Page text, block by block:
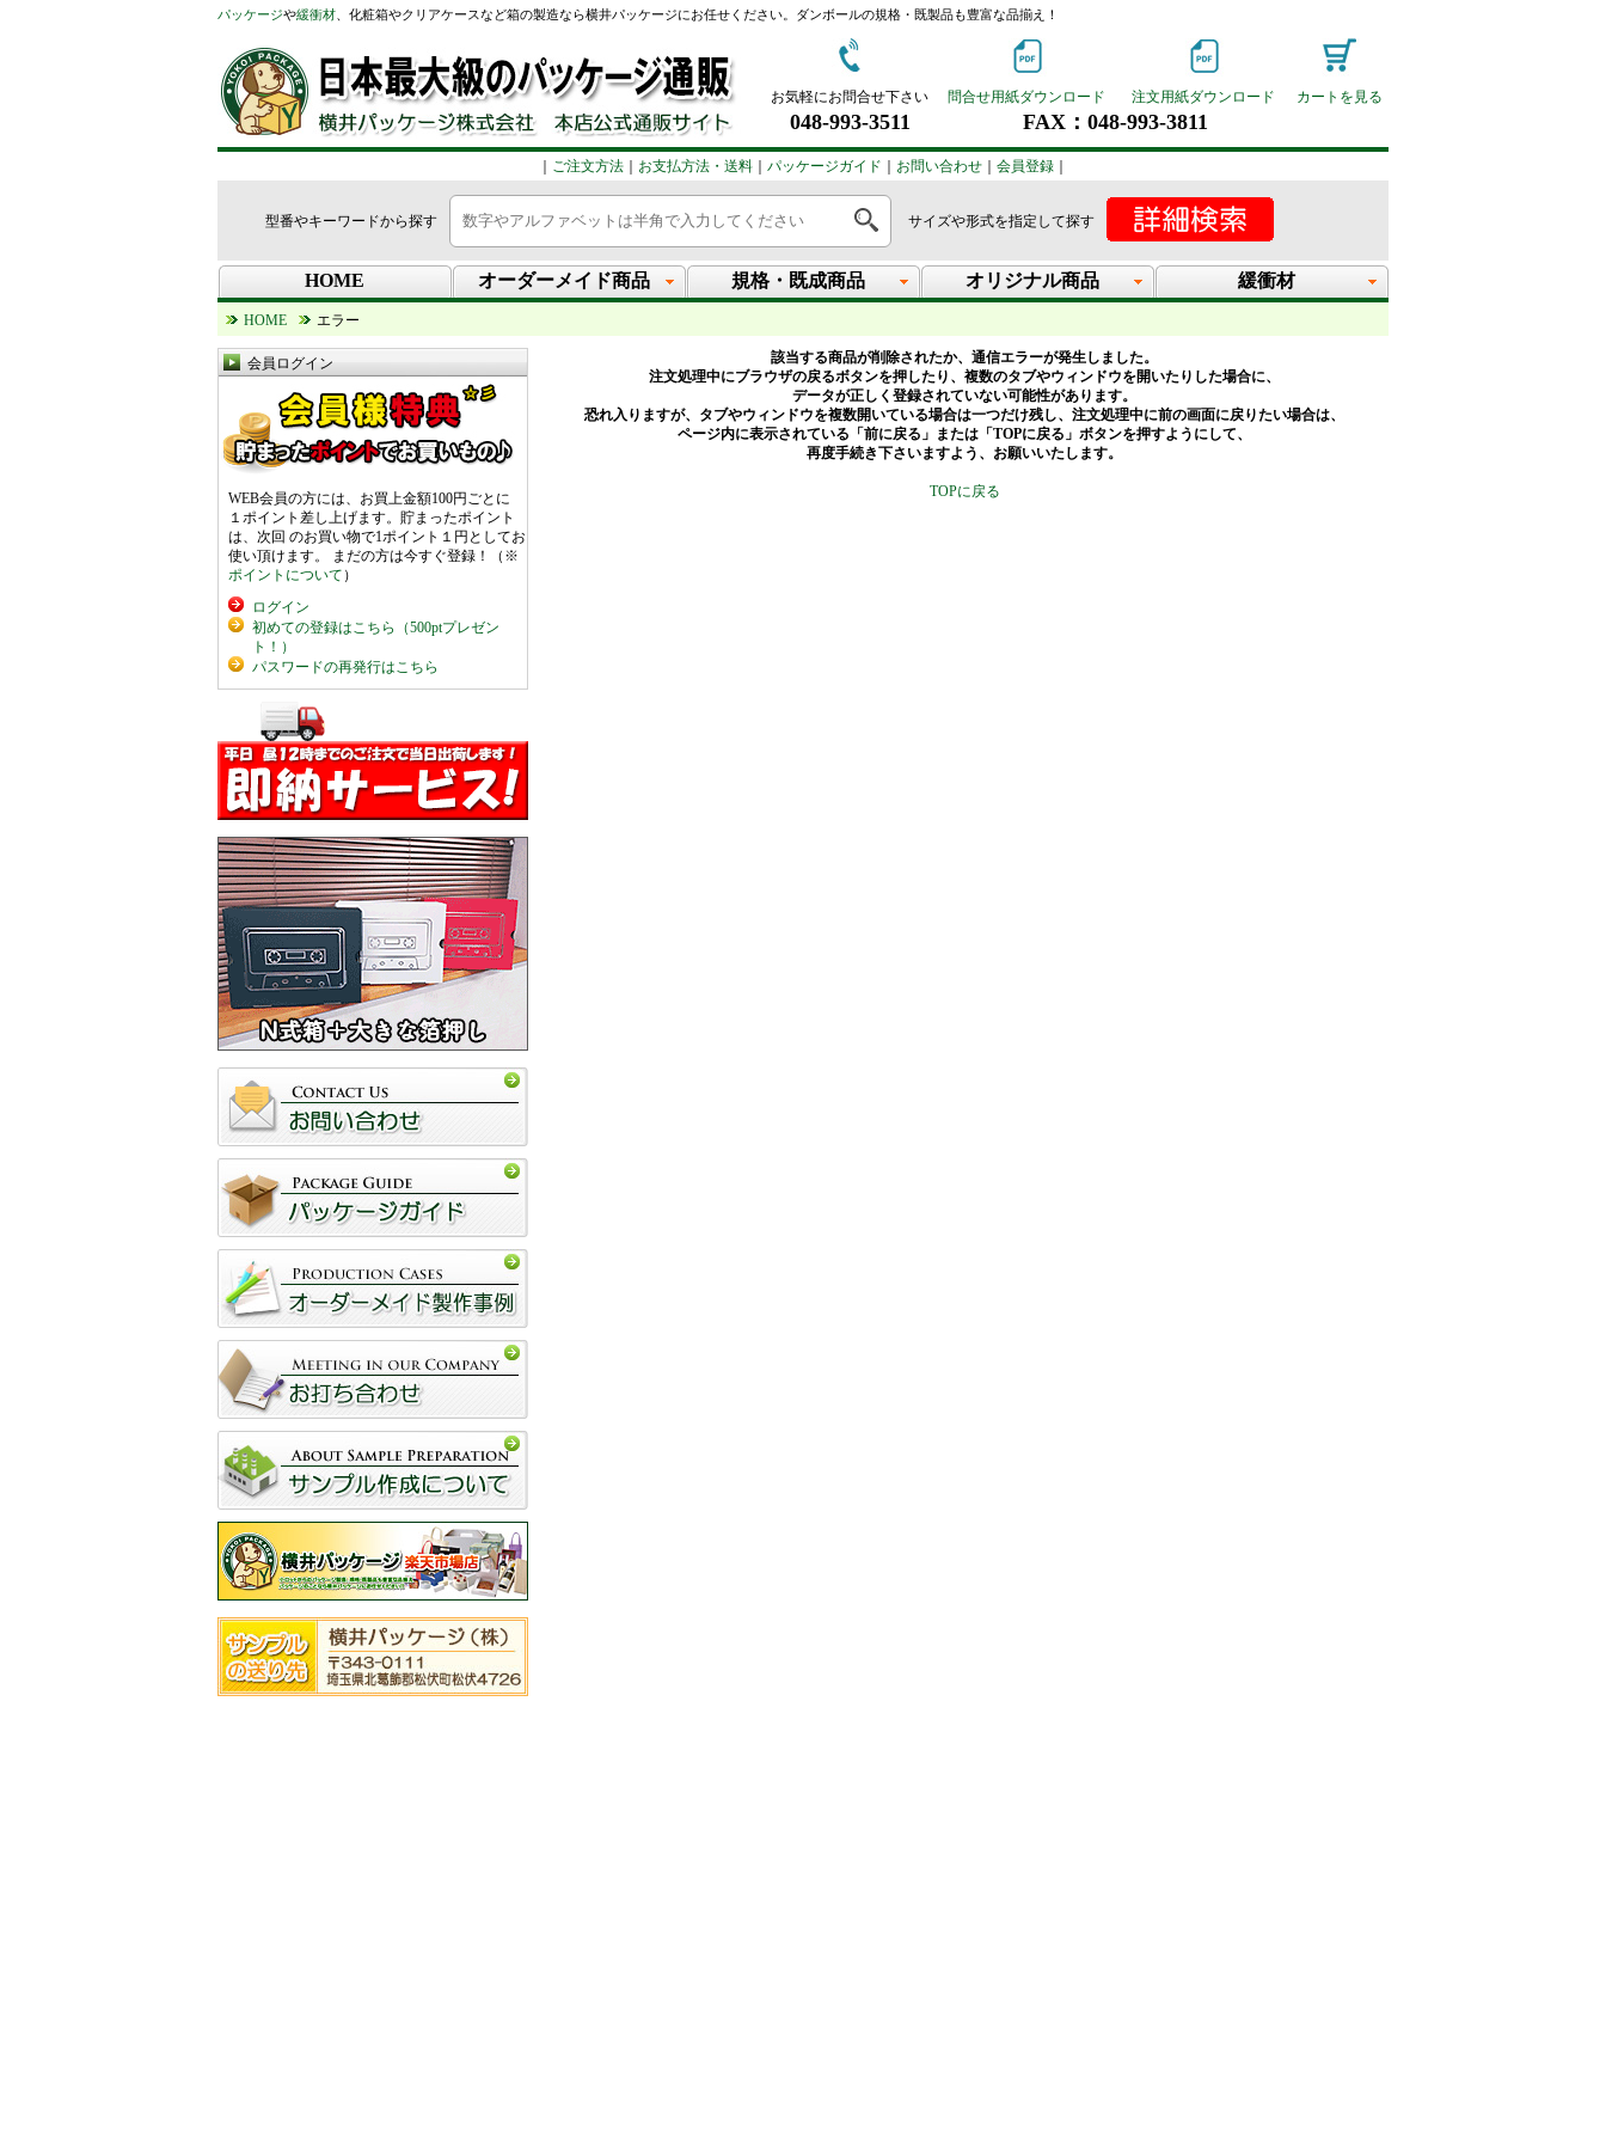
パッケージや緩衝材 、化粧箱やクリアケースなど箱の製造なら横井パッケージにお任せください。ダンボールの規格・既製品も豊富な品揃え！
お気軽にお問合せ下さい 問合せ用紙ダウンロード 注文用紙ダウンロード カートを見る
048-993-3511 FAX：048-993-3811
ご注文方法 お支払方法・送料 パッケージガイド お問い合わせ 会員登録
型番やキーワードから探す サイズや形式を指定して探す
HOME オーダーメイド商品 規格・既成商品 オリジナル商品 緩衝材
HOME エラー
会員ログイン
WEB会員の方には、お買上金額100円ごとに
１ポイント差し上げます。貯まったポイント
は、次回 のお買い物で1ポイント１円としてお
使い頂けます。 まだの方は今すぐ登録！（※
ポイントについて ）
ログイン
初めての登録はこちら（500ptプレゼン
ト！）
パスワードの再発行はこちら
該当する商品が削除されたか、通信エラーが発生しました。
注文処理中にブラウザの戻るボタンを押したり、複数のタブやウィンドウを開いたりした場合に、
データが正しく登録されていない可能性があります。
恐れ入りますが、タブやウィンドウを複数開いている場合は一つだけ残し、注文処理中に前の画面に戻りたい場合は、
ページ内に表示されている「前に戻る」または「TOPに戻る」ボタンを押すようにして、
再度手続き下さいますよう、お願いいたします。
TOPに戻る